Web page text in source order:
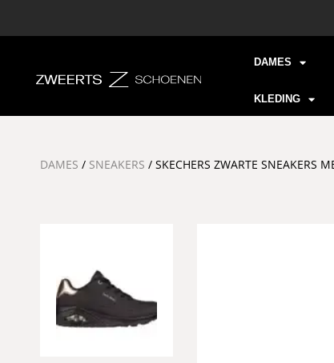
DAMES
KLEDING
DAMES / SNEAKERS / SKECHERS ZWARTE SNEAKERS